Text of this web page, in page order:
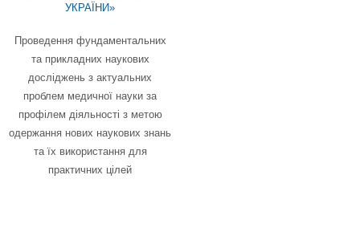
УКРАЇНИ»
Проведення фундаментальних
та прикладних наукових
досліджень з актуальних
проблем медичної науки за
профілем діяльності з метою
одержання нових наукових знань
та їх використання для
практичних цілей